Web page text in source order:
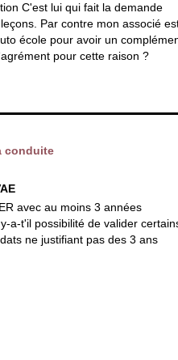
C'est lui qui fait la demande
Par contre mon associé
école pour avoir un
pour cette raison ?
conduite
avec au moins 3 années
a-t'il possibilité de valider
ne justifiant pas des 3 ans